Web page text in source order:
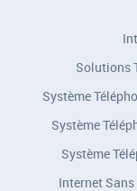
Solutions
Système
Système
Système
Internet